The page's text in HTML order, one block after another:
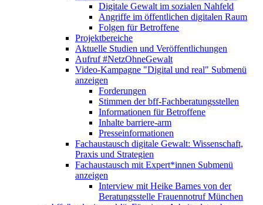
Digitale Gewalt im sozialen Nahfeld
Angriffe im öffentlichen digitalen Raum
Folgen für Betroffene
Projektbereiche
Aktuelle Studien und Veröffentlichungen
Aufruf #NetzOhneGewalt
Video-Kampagne "Digital und real" Submenü
anzeigen
Forderungen
Stimmen der bff-Fachberatungsstellen
Informationen für Betroffene
Inhalte barriere-arm
Presseinformationen
Fachaustausch digitale Gewalt: Wissenschaft,
Praxis und Strategien
Fachaustausch mit Expert*innen Submenü
anzeigen
Interview mit Heike Barnes von der
Beratungsstelle Frauennotruf München